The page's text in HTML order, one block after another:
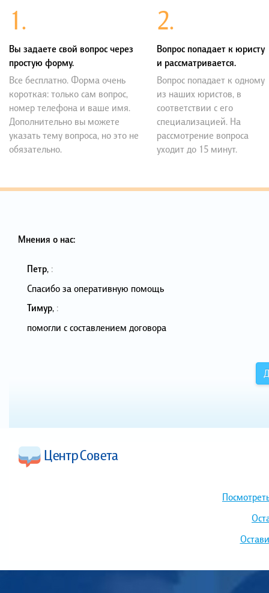
1.
Вы задаете свой вопрос через
простую форму.
Все бесплатно. Форма очень
короткая: только сам вопрос,
номер телефона и ваше имя.
Дополнительно вы можете
указать тему вопроса, но это не
обязательно.
2.
Вопрос попадает к юристу
и рассматривается.
Вопрос попадает к одному
из наших юристов, в
соответствии с его
специализацией. На
рассмотрение вопроса
уходит до 15 минут.
Мнения о нас:
Петр, :
Спасибо за оперативную помощь
Тимур, :
помогли с составлением договора